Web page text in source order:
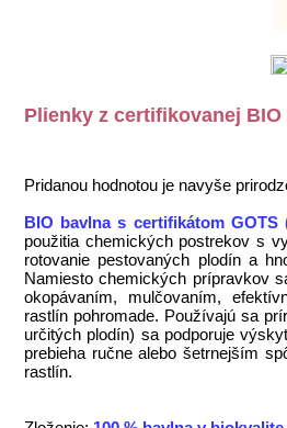
Plienky z certifikovanej
Pridanou hodnotou je navyše
BIO bavlna s certifikátom GOTS
použitia chemických postrekov s
rotovanie pestovaných plodín a
Namiesto chemických prípravkov
okopávaním, mulčovaním,
rastlín pohromade. Používajú sa
určitých plodín) sa podporuje
prebieha ručne alebo šetrnejším
rastlín.